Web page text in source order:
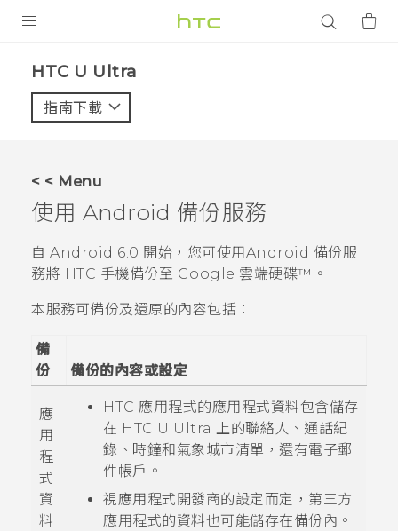
VIVE
應用程式
支援服務
登入
HTC U Ultra‎
指南下載
< < Menu
使用 Android 備份服務
自 Android 6.0 開始，您可使用Android 備份服
務將 HTC 手機備份至 Google 雲端硬碟™ 。
本服務可備份及還原的內容包括：
備
份
備份的內容或設定
應
用
程
式
資
料
HTC 應用程式的應用程式資料包含儲存
在 HTC U Ultra 上的聯絡人、通話紀
錄、 時鐘和 氣象城市清單，還有電子郵
件帳戶。
視應用程式開發商的設定而定，第三方
應用程式的資料也可能儲存在備份內。